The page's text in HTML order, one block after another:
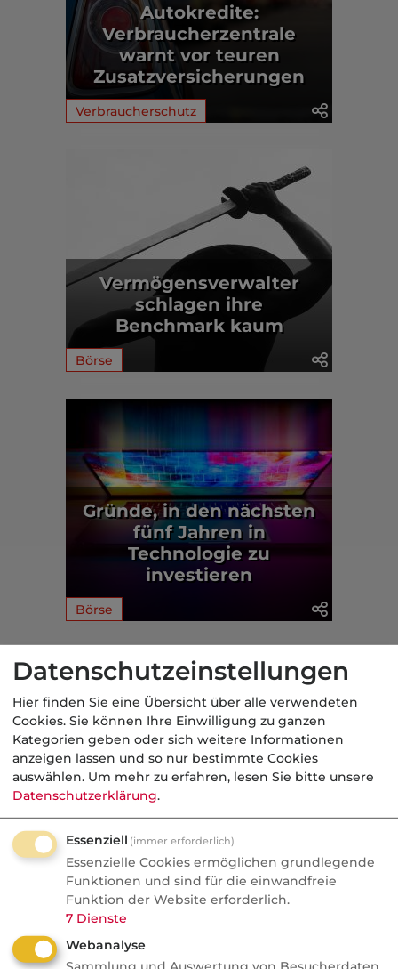
Autokredite:
Verbraucherzentrale
warnt vor teuren
Zusatzversicherungen
Verbraucherschutz
Vermögensverwalter
schlagen ihre
Benchmark kaum
Börse
Gründe, in den nächsten
fünf Jahren in
Technologie zu
investieren
Börse
Aus der dvb-Redaktion
Börse
Nachrichten
Warum das Wertpapierdepot
zum neuen Machtinstrument
der Banken wird
ETF-Boom, Preiskampf, neues "Discount
Plus"-Segment: Wie Banken jetzt um die
Kunden von morgen ringen. Warum das
Depot zum Machtinstrument wird.
Datenschutzeinstellungen
Hier finden Sie eine Übersicht über alle verwendeten
Cookies. Sie können Ihre Einwilligung zu ganzen
Kategorien geben oder sich weitere Informationen
anzeigen lassen und so nur bestimmte Cookies
auswählen. Um mehr zu erfahren, lesen Sie bitte unsere
Datenschutzerklärung.
Essenziell (immer erforderlich)
Essenzielle Cookies ermöglichen grundlegende
Funktionen und sind für die einwandfreie
Funktion der Website erforderlich.
7 Dienste
Webanalyse
Sammlung und Auswertung von Besucherdaten